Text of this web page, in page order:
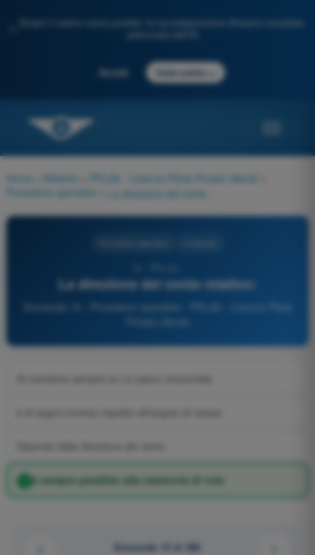
Scopri il nostro nuovo portale: la tua preparazione d'esame completa,
Accedi Inizia subito
Home Materie PPL(A) - Licenza Pilota Privato (Aerei)
Procedure operative
La direzione del vento relativo:
è sempre parallelo alla traiettoria di volo
Domanda 15 di 285